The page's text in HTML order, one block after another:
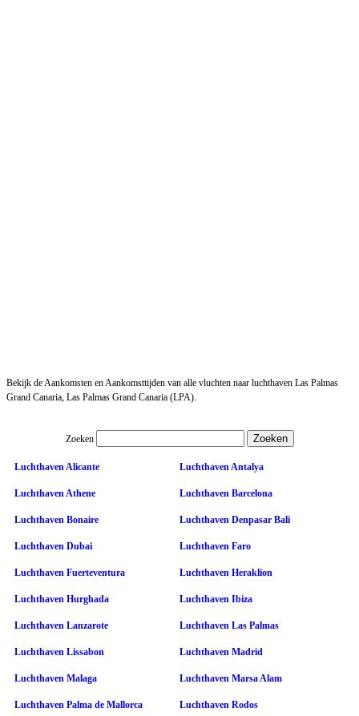
Bekijk de Aankomsten en Aankomsttijden van alle vluchten naar luchthaven Las Palmas
Grand Canaria, Las Palmas Grand Canaria (LPA).
Zoeken
Luchthaven Alicante Luchthaven Antalya
Luchthaven Athene Luchthaven Barcelona
Luchthaven Bonaire Luchthaven Denpasar Bali
Luchthaven Dubai Luchthaven Faro
Luchthaven Fuerteventura Luchthaven Heraklion
Luchthaven Hurghada Luchthaven Ibiza
Luchthaven Lanzarote Luchthaven Las Palmas
Luchthaven Lissabon Luchthaven Madrid
Luchthaven Malaga Luchthaven Marsa Alam
Luchthaven Palma de Mallorca Luchthaven Rodos